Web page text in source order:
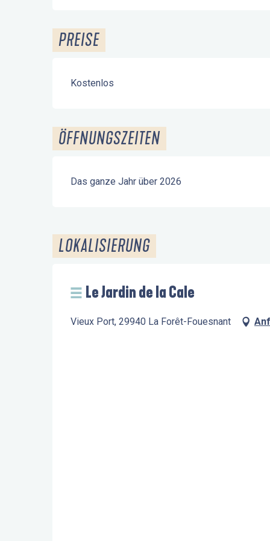
PREISE
Kostenlos
ÖFFNUNGSZEITEN
Das ganze Jahr über 2026
LOKALISIERUNG
Le Jardin de la Cale
Vieux Port, 29940 La Forêt-Fouesnant